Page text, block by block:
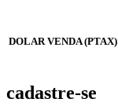
DOLAR VENDA (PTAX)
cadastre-se